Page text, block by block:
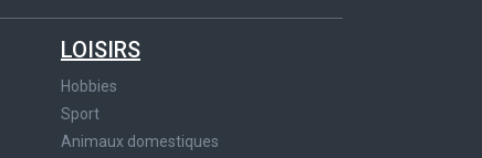
LOISIRS
Hobbies
Sport
Animaux domestiques